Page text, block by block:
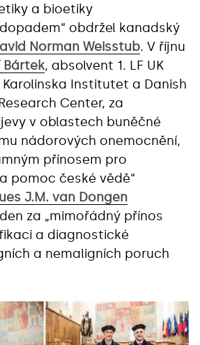
a bioetiky
obdržel kanadský
Norman Weisstub. V říjnu
Bártek, absolvent 1. LF UK
Institutet a Danish
Center, za
v oblastech buněčné
nádorových onemocnění,
přínosem pro
pomoc české vědě“
J.M. van Dongen
za „mimořádný přínos
a diagnostické
a nemaligních poruch